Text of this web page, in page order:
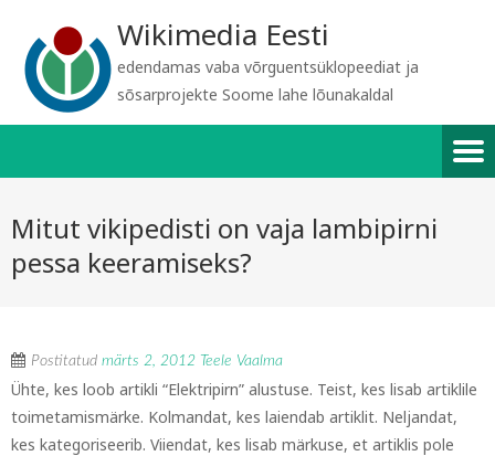
Wikimedia Eesti
edendamas vaba võrguentsüklopeediat ja
sõsarprojekte Soome lahe lõunakaldal
Mitut vikipedisti on vaja lambipirni
pessa keeramiseks?
Postitatud märts 2, 2012 Teele Vaalma
Ühte, kes loob artikli “Elektripirn” alustuse. Teist, kes lisab artiklile
toimetamismärke. Kolmandat, kes laiendab artiklit. Neljandat,
kes kategoriseerib. Viiendat, kes lisab märkuse, et artiklis pole